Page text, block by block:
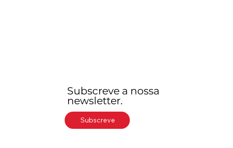
Subscreve a nossa
newsletter.
Subscreve